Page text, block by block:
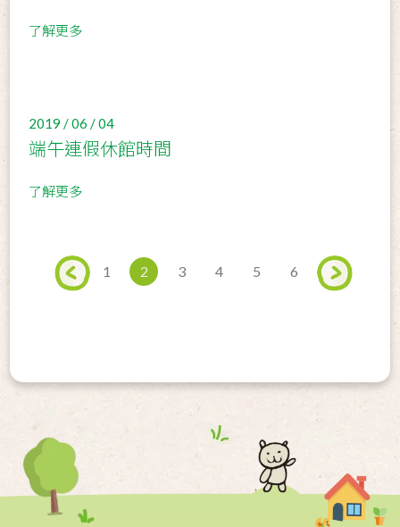
了解更多
2019 / 06 / 04
端午連假休館時間
了解更多
1 2 3 4 5 6